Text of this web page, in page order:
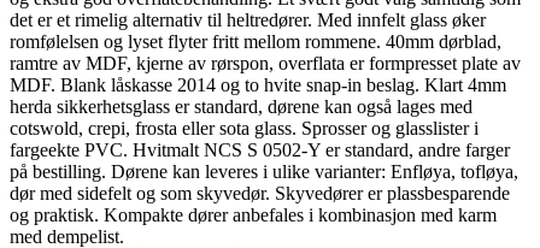
det er et rimelig alternativ til heltredører. Med innfelt glass øker
romfølelsen og lyset flyter fritt mellom rommene. 40mm dørblad,
ramtre av MDF, kjerne av rørspon, overflata er formpresset plate av
MDF. Blank låskasse 2014 og to hvite snap-in beslag. Klart 4mm
herda sikkerhetsglass er standard, dørene kan også lages med
cotswold, crepi, frosta eller sota glass. Sprosser og glasslister i
fargeekte PVC. Hvitmalt NCS S 0502-Y er standard, andre farger
på bestilling. Dørene kan leveres i ulike varianter: Enfløya, tofløya,
dør med sidefelt og som skyvedør. Skyvedører er plassbesparende
og praktisk. Kompakte dører anbefales i kombinasjon med karm
med dempelist.